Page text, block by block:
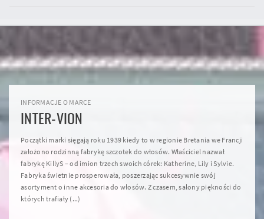
INFORMACJE O MARCE
INTER-VION
Początki marki sięgają roku 1939 kiedy to w regionie Bretania we Francji
założono rodzinną fabrykę szczotek do włosów. Właściciel nazwał
fabrykę KillyS – od imion trzech swoich córek: Katherine, Lily i Sylvie.
Fabryka świetnie prosperowała, poszerzając sukcesywnie swój
asortyment o inne akcesoria do włosów. Z czasem, salony piękności do
których trafiały (...)